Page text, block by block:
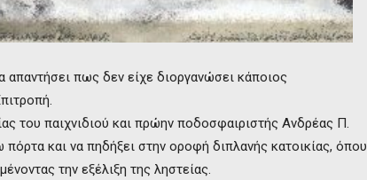
πως δεν είχε διοργανώσει κάποιος
του παιχνιδιού και πρώην ποδοσφαιριστής Ανδρέας Π.
και να πηδήξει στην οροφή διπλανής κατοικίας, όπου
την εξέλιξη της ληστείας.